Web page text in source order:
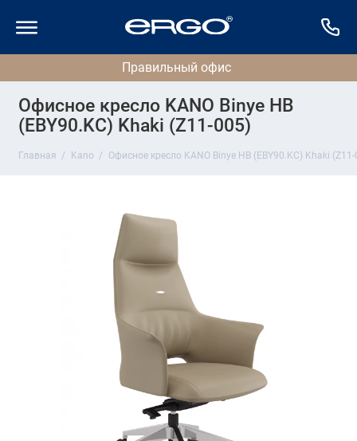
Офисное кресло KANO Binye HB
(EBY90.KC) Khaki (Z11-005)
Главная Kano Офисное кресло KANO Binye HB (EBY90.KC) Khaki